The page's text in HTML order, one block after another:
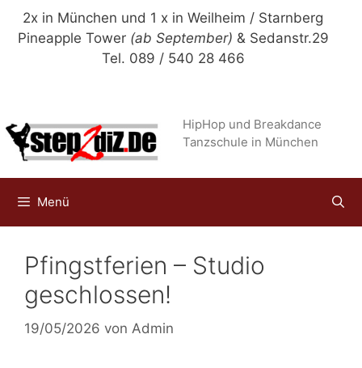
Zum
Inhalt
2x in München und 1 x in Weilheim / Starnberg
Pineapple Tower (ab September) & Sedanstr.29
Tel. 089 / 540 28 466
HipHop und Breakdance
Tanzschule in München
Menü
Pfingstferien – Studio
geschlossen!
19/05/2026 von Admin